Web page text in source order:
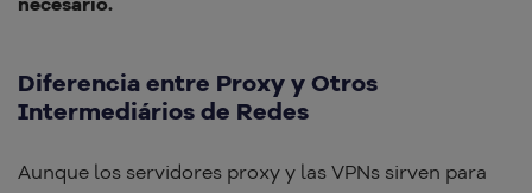
Diferencia entre Proxy y Otros
Intermediários de Redes
Aunque los servidores proxy y las VPNs sirven para